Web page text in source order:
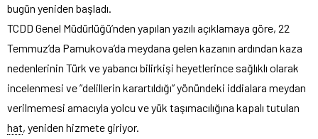
bugün yeniden başladı.
TCDD Genel Müdürlüğü’nden yapılan yazılı açıklamaya göre, 22
Temmuz’da Pamukova’da meydana gelen kazanın ardından kaza
nedenlerinin Türk ve yabancı bilirkişi heyetlerince sağlıklı olarak
incelenmesi ve ”delillerin karartıldığı” yönündeki iddialara meydan
verilmemesi amacıyla yolcu ve yük taşımacılığına kapalı tutulan
hat, yeniden hizmete giriyor.